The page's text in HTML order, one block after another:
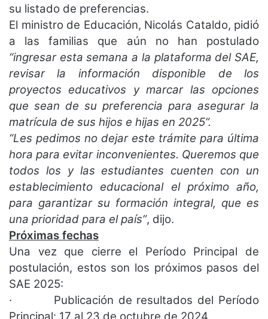
su listado de preferencias.
El ministro de Educación, Nicolás Cataldo, pidió
a las familias que aún no han postulado
“ingresar esta semana a la plataforma del SAE,
revisar la información disponible de los
proyectos educativos y marcar las opciones
que sean de su preferencia para asegurar la
matrícula de sus hijos e hijas en 2025”.
“Les pedimos no dejar este trámite para última
hora para evitar inconvenientes. Queremos que
todos los y las estudiantes cuenten con un
establecimiento educacional el próximo año,
para garantizar su formación integral, que es
una prioridad para el país”, dijo.
Próximas fechas
Una vez que cierre el Período Principal de
postulación, estos son los próximos pasos del
SAE 2025:
· Publicación de resultados del Período
Principal: 17 al 23 de octubre de 2024